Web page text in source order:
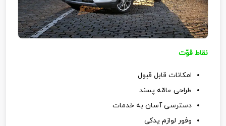
نقاط قوّت
امکانات قابل قبول
طراحی عامّه پسند
دسترسی آسان به خدمات
وفور لوازم یدکی